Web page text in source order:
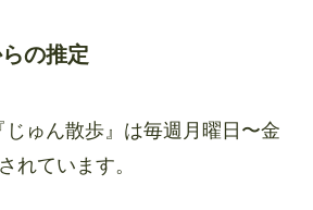
の推定
じゅん散歩』は毎週月曜日〜金
れています。